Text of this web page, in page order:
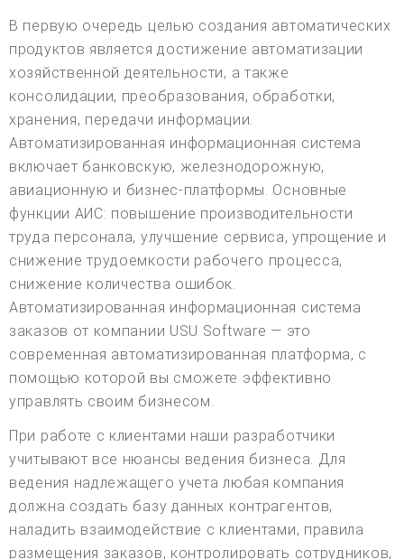
В первую очередь целью создания автоматических
продуктов является достижение автоматизации
хозяйственной деятельности, а также
консолидации, преобразования, обработки,
хранения, передачи информации.
Автоматизированная информационная система
включает банковскую, железнодорожную,
авиационную и бизнес-платформы. Основные
функции АИС: повышение производительности
труда персонала, улучшение сервиса, упрощение и
снижение трудоемкости рабочего процесса,
снижение количества ошибок.
Автоматизированная информационная система
заказов от компании USU Software — это
современная автоматизированная платформа, с
помощью которой вы сможете эффективно
управлять своим бизнесом.
При работе с клиентами наши разработчики
учитывают все нюансы ведения бизнеса. Для
ведения надлежащего учета любая компания
должна создать базу данных контрагентов,
наладить взаимодействие с клиентами, правила
размещения заказов, контролировать сотрудников,